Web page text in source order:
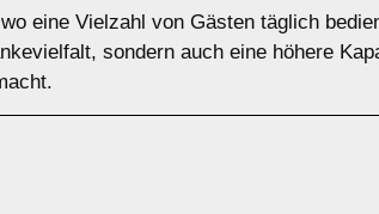
eine Vielzahl von Gästen täglich
sondern auch eine höhere